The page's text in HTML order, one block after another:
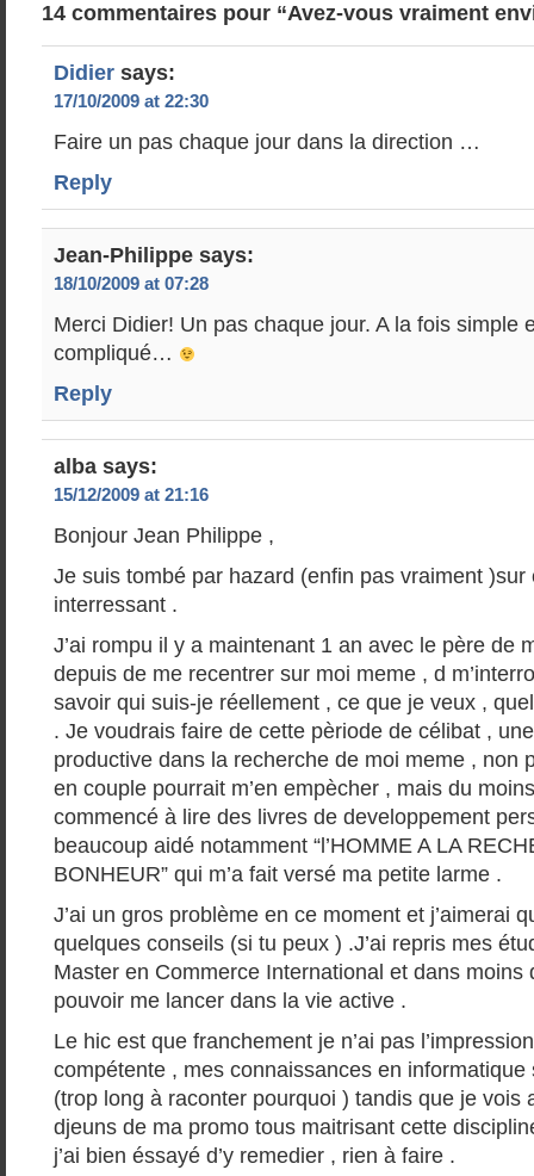
14 commentaires pour “Avez-vous vraiment
Didier says:
17/10/2009 at 22:30
Faire un pas chaque jour dans la direction …
Reply
Jean-Philippe says:
18/10/2009 at 07:28
Merci Didier! Un pas chaque jour. A la fois simple
compliqué…
Reply
alba says:
15/12/2009 at 21:16
Bonjour Jean Philippe ,
Je suis tombé par hazard (enfin pas vraiment )sur
interressant .
J’ai rompu il y a maintenant 1 an avec le père de
depuis de me recentrer sur moi meme , d
savoir qui suis-je réellement , ce que je veux ,
. Je voudrais faire de cette pèriode de célibat ,
productive dans la recherche de moi meme , non
en couple pourrait m’en empècher , mais du
commencé à lire des livres de developpement
beaucoup aidé notamment “l’HOMME A LA
BONHEUR” qui m’a fait versé ma petite larme .
J’ai un gros problème en ce moment et j’aimerai
quelques conseils (si tu peux ) .J’ai repris mes
Master en Commerce International et dans moins
pouvoir me lancer dans la vie active .
Le hic est que franchement je n’ai pas
compétente , mes connaissances en informatique
(trop long à raconter pourquoi ) tandis que je vois
djeuns de ma promo tous maitrisant cette
j’ai bien éssayé d’y remedier , rien à faire .